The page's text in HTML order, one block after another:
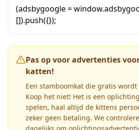
(adsbygoogle =
[]).push({});
Pas op voor advertenties
katten!
Een stamboomkat die gratis wordt
Koop het niet! Het is een
spelen, haal altijd de kittens
zeker geen betaling. We